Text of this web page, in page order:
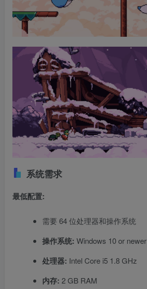
系统需求
最低配置:
需要 64 位处理器和操作系统
操作系统: Windows 10 or newer
处理器: Intel Core i5 1.8 GHz
内存: 2 GB RAM